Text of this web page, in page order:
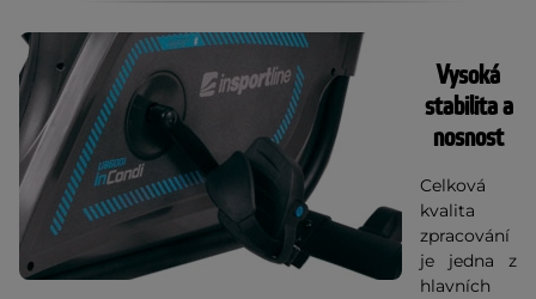
Vysoká
stabilita a
nosnost
Celková
kvalita
zpracování
je jedna z
hlavních